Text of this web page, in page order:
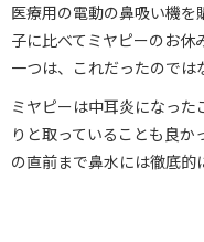
医療用の電動の鼻吸い機
子に比べてミヤピーのお休
一つは、これだったのでは
ミヤピーは中耳炎になっ
りと取っていることも良
の直前まで鼻水には徹底的